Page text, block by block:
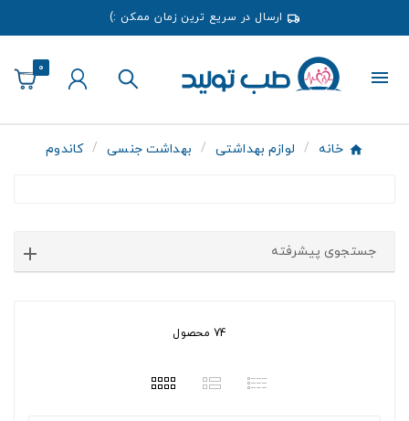
ارسال در سریع ترین زمان ممکن :)
0
خانه لوازم بهداشتی بهداشت جنسی کاندوم
جستجوی پیشرفته
74 محصول